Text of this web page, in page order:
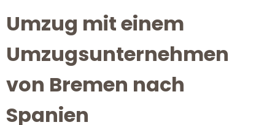
Umzug mit einem
Umzugsunternehmen
von Bremen nach
Spanien